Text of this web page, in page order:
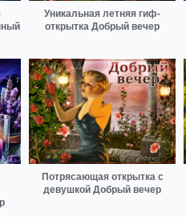
Уникальная летняя гиф-
открытка Добрый вечер
Потрясающая открытка с
девушкой Добрый вечер